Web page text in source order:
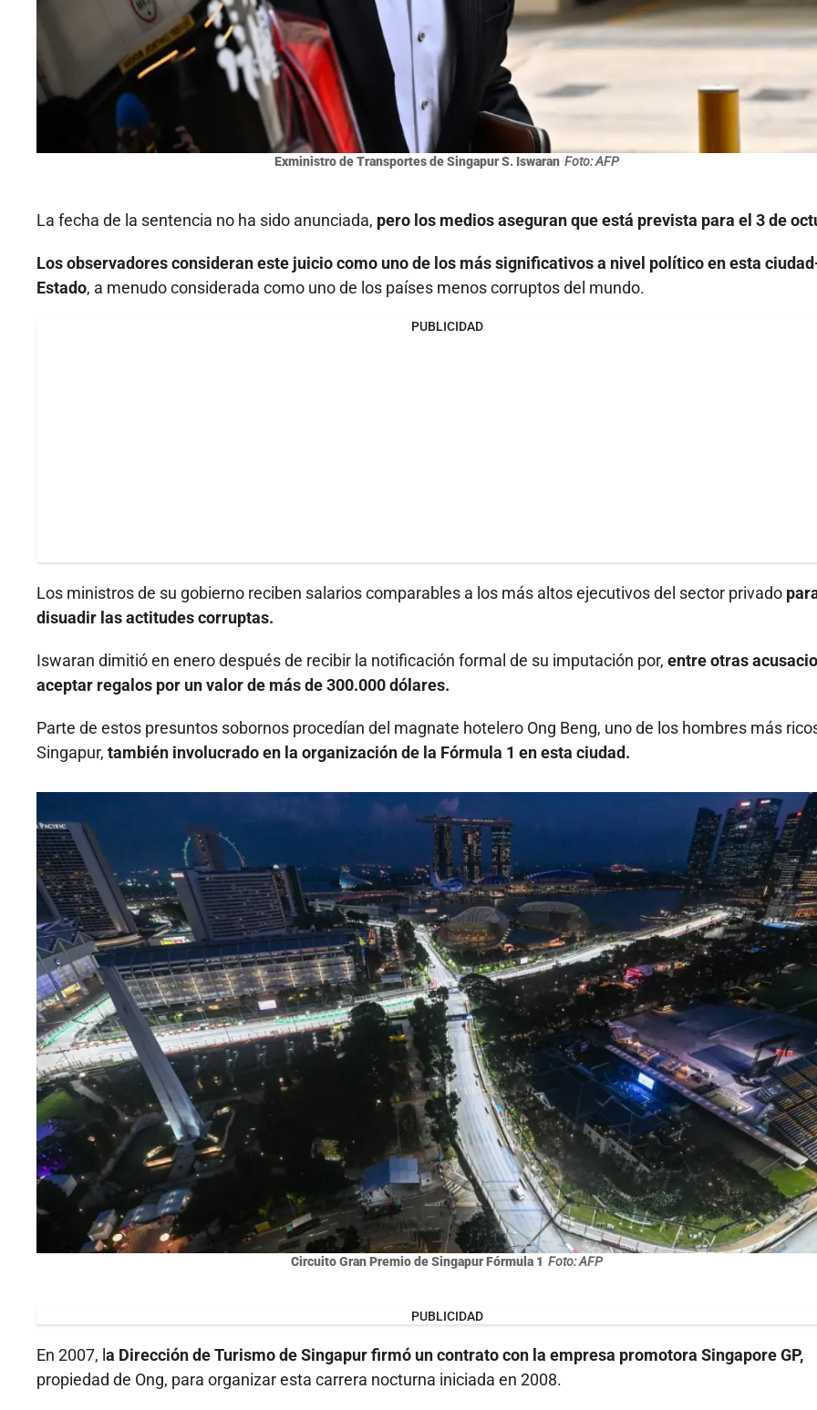
Exministro de Transportes de Singapur S. Iswaran Foto: AFP
La fecha de la sentencia no ha sido anunciada, pero los medios aseguran que está prevista para el 3 de
Los observadores consideran este juicio como uno de los más significativos a nivel político en esta
Estado, a menudo considerada como uno de los países menos corruptos del mundo.
PUBLICIDAD
Los ministros de su gobierno reciben salarios comparables a los más altos ejecutivos del sector privado
disuadir las actitudes corruptas.
Iswaran dimitió en enero después de recibir la notificación formal de su imputación por, entre otras
aceptar regalos por un valor de más de 300.000 dólares.
Parte de estos presuntos sobornos procedían del magnate hotelero Ong Beng, uno de los hombres más
Singapur, también involucrado en la organización de la Fórmula 1 en esta ciudad.
Circuito Gran Premio de Singapur Fórmula 1 Foto: AFP
PUBLICIDAD
En 2007, l a Dirección de Turismo de Singapur firmó un contrato con la empresa promotora Singapore GP,
propiedad de Ong, para organizar esta carrera nocturna iniciada en 2008.